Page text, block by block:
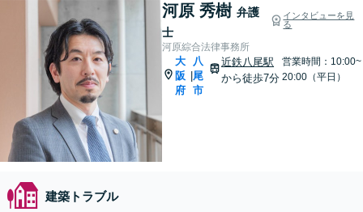
河原 秀樹 弁護
士
インタビューを見
る
河原綜合法律事務所
大
阪
府
八
尾
市
近鉄八尾駅
から徒歩7分
営業時間：10:00~
20:00（平日）
建築トラブル